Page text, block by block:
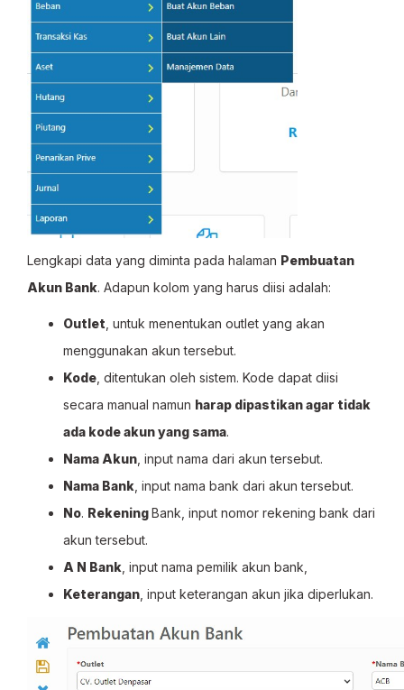
Lengkapi data yang diminta pada halaman Pembuatan
Akun Bank. Adapun kolom yang harus diisi adalah:
Outlet , untuk menentukan outlet yang akan
menggunakan akun tersebut.
Kode , ditentukan oleh sistem. Kode dapat diisi
secara manual namun harap dipastikan agar tidak
ada kode akun yang sama.
Nama Akun , input nama dari akun tersebut.
Nama Bank , input nama bank dari akun tersebut.
No. RekeningBank, input nomor rekening bank dari
akun tersebut.
A N Bank , input nama pemilik akun bank,
Keterangan , input keterangan akun jika diperlukan.